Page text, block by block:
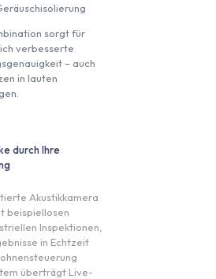
sorgt für
verbesserte
– auch
in lauten
durch Ihre
Akustikkamera
beispiellosen
Inspektionen,
in Echtzeit
überträgt Live-